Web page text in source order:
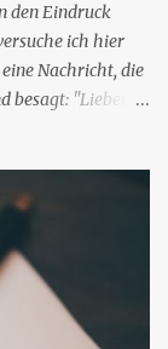
den Eindruck
ich hier
Nachricht, die
besagt: "Lieber
Blog an die
d.h. ein paar
meines
als die